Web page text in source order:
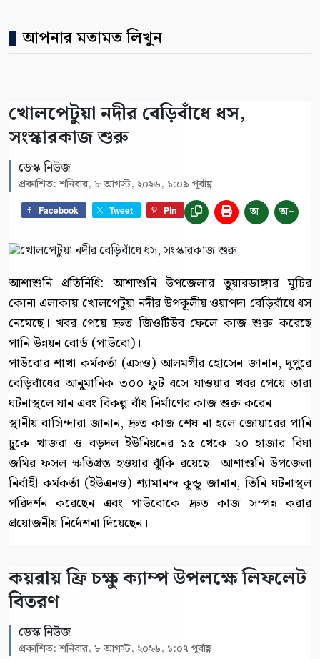
আপনার মতামত লিখুন
খোলপেটুয়া নদীর বেড়িবাঁধে ধস,
সংস্কারকাজ শুরু
ডেস্ক নিউজ
প্রকাশিত: শনিবার, ৮ আগস্ট, ২০২৬, ১:০৯ পূর্বাহ্ণ
Facebook Tweet Pin অ- অ+
আশাশুনি প্রতিনিধি: আশাশুনি উপজেলার তুয়ারডাঙ্গার মুচির
কোনা এলাকায় খোলপেটুয়া নদীর উপকূলীয় ওয়াপদা বেড়িবাঁধে ধস
নেমেছে। খবর পেয়ে দ্রুত জিওটিউব ফেলে কাজ শুরু করেছে
পানি উন্নয়ন বোর্ড (পাউবো)।
পাউবোর শাখা কর্মকর্তা (এসও) আলমগীর হোসেন জানান, দুপুরে
বেড়িবাঁধের আনুমানিক ৩০০ ফুট ধসে যাওয়ার খবর পেয়ে তারা
ঘটনাস্থলে যান এবং বিকল্প বাঁধ নির্মাণের কাজ শুরু করেন।
স্থানীয় বাসিন্দারা জানান, দ্রুত কাজ শেষ না হলে জোয়ারের পানি
ঢুকে খাজরা ও বড়দল ইউনিয়নের ১৫ থেকে ২০ হাজার বিঘা
জমির ফসল ক্ষতিগ্রস্ত হওয়ার ঝুঁকি রয়েছে। আশাশুনি উপজেলা
নির্বাহী কর্মকর্তা (ইউএনও) শ্যামানন্দ কুন্ডু জানান, তিনি ঘটনাস্থল
পরিদর্শন করেছেন এবং পাউবোকে দ্রুত কাজ সম্পন্ন করার
প্রয়োজনীয় নির্দেশনা দিয়েছেন।
কয়রায় ফ্রি চক্ষু ক্যাম্প উপলক্ষে লিফলেট
বিতরণ
ডেস্ক নিউজ
প্রকাশিত: শনিবার, ৮ আগস্ট, ২০২৬, ১:০৭ পূর্বাহ্ণ